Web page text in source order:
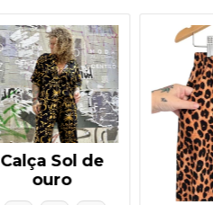
Calça Sol de
ouro